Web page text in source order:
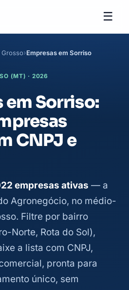
☰
Grosso Empresas em Sorriso
(MT) · 2026
em Sorriso:
CNPJ e
empresas ativas — a
Agronegócio, no médio-
Filtre por bairro
Norte, Rota do Sol),
a lista com CNPJ,
pronta para
único, sem